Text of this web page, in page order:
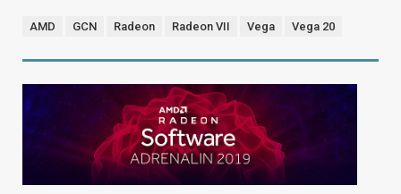
AMD GCN Radeon Radeon VII Vega Vega 20